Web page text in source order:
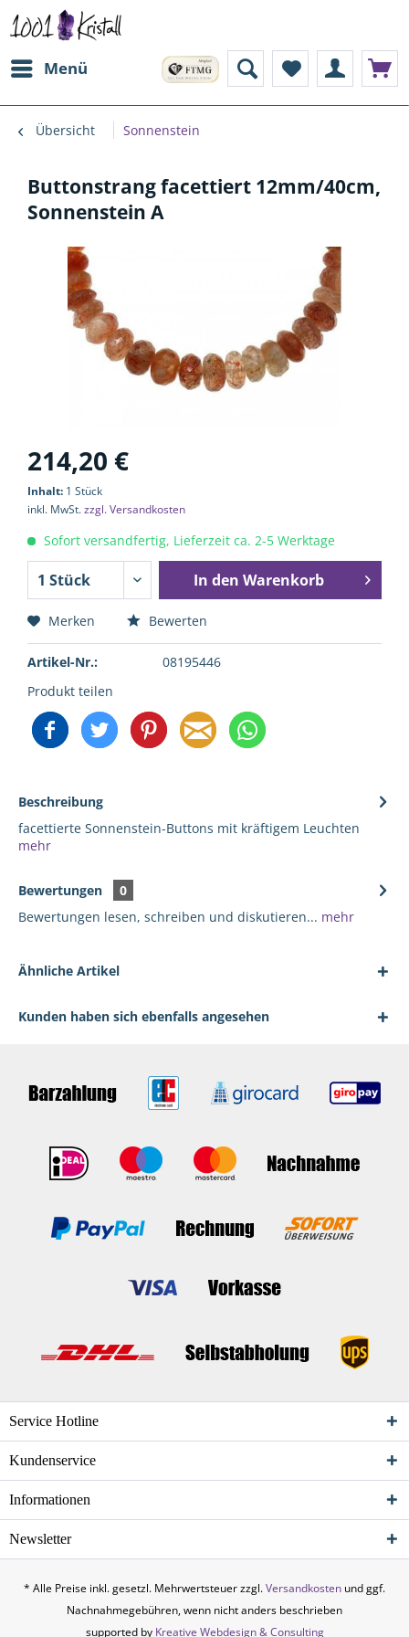
Menü
Übersicht Sonnenstein
Buttonstrang facettiert 12mm/40cm,
Sonnenstein A
214,20 €
Inhalt: 1 Stück
inkl. MwSt.zzgl. Versandkosten
Sofort versandfertig, Lieferzeit ca. 2-5 Werktage
In den Warenkorb
Merken Bewerten
Artikel-Nr.:
08195446
Produkt teilen
Beschreibung
facettierte Sonnenstein-Buttons mit kräftigem Leuchten
mehr
Bewertungen
0
Bewertungen lesen, schreiben und diskutieren... mehr
Ähnliche Artikel
Kunden haben sich ebenfalls angesehen
Service Hotline
Kundenservice
Informationen
Newsletter
* Alle Preise inkl. gesetzl. Mehrwertsteuer zzgl.Versandkosten und ggf.
Nachnahmegebühren, wenn nicht anders beschrieben
supported by Kreative Webdesign & Consulting